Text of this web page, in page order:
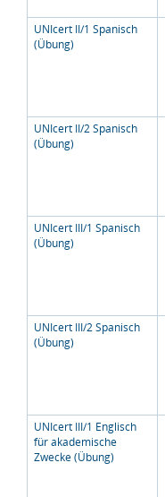
UNIcert II/1 Spanisch
(Übung)
UNIcert II/2 Spanisch
(Übung)
UNIcert III/1 Spanisch
(Übung)
UNIcert III/2 Spanisch
(Übung)
UNIcert III/1 Englisch
für akademische
Zwecke (Übung)